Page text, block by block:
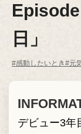
日」
#感動したいとき#元
デビュー3年